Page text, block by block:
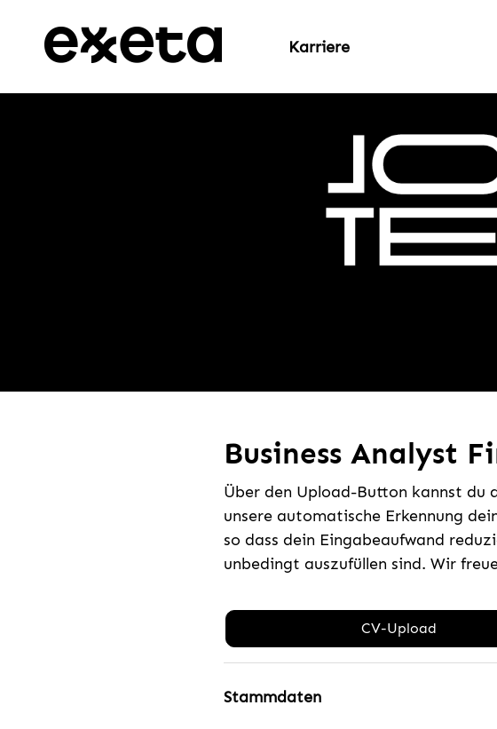
Karriere
Business Analyst
Über den Upload-Button kannst du
unsere automatische Erkennung
so dass dein Eingabeaufwand
unbedingt auszufüllen sind. Wir
CV-Upload
Stammdaten